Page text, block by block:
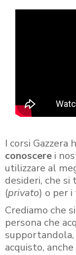
I corsi Gazzera
conoscere i
utilizzare al
desideri, che
(privato) o per
Crediamo che
persona che
acquisto,